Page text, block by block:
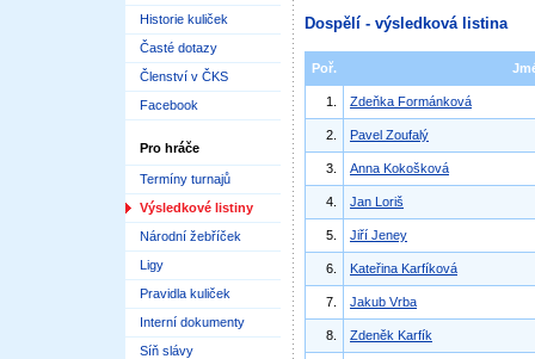
Historie kuliček
Časté dotazy
Členství v ČKS
Facebook
Pro hráče
Termíny turnajů
Výsledkové listiny
Národní žebříček
Ligy
Pravidla kuliček
Interní dokumenty
Síň slávy
Dospělí - výsledková listina
Poř.
1. Zdeňka Formánková
2. Pavel Zoufalý
3. Anna Kokošková
4. Jan Loriš
5. Jiří Jeney
6. Kateřina Karfíková
7. Jakub Vrba
8. Zdeněk Karfík